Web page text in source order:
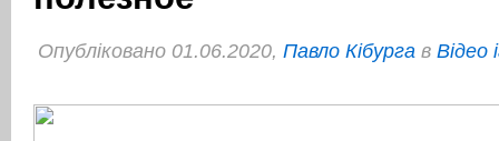
Опубліковано 01.06.2020, Павло Кібурга в Відео